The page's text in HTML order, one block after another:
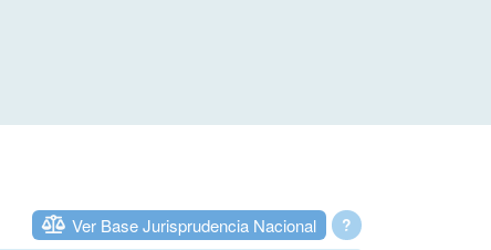
?
Ver Base Jurisprudencia Nacional